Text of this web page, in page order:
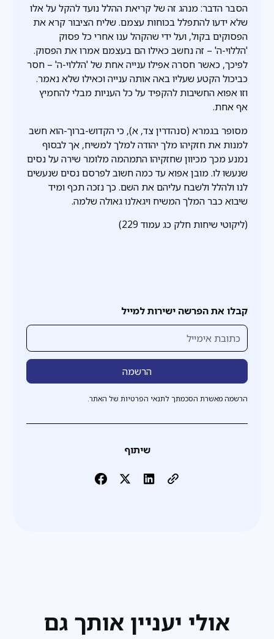
קבלו את הפרשה ישירות למייל
הרשמה מאשרת הסכמתך לתנאי הפרטיות של האתר.
שיתוף
הסבר הדבר: מנהג זה של קריאת ההלל נועד להקל על אלו
שלא ידעו להתפלל בכוחות עצמם. שליח הציבור קרא את
הפסוקים בקול, ועל ידי שהקהל ענו אחרי כל פסוק
'הללוי-ה' – זה נחשב כאילו הם בעצמם אמרו את הפסוק.
לפיכך, כאשר חסרה אפילו ענייה אחת של 'הללוי-ה' – חסר
כביכול הקטע שעליו באה אותה ענייה וכאילו שלא נאמר.
וזו אפוא החשיבות להקפיד על כל העניות מבלי להחמיץ
אף אחת.
מסופר בגמרא (סנהדרין צד, א), כי הקדוש-ברוך-הוא חשב
למנות את חזקיהו מלך יהודה למלך למשיח, אך לבסוף
נמנע מכך מכיוון שחזקיהו התמהמה מלומר שירה על נסים
שנעשו לו. מובן אפוא עד כמה חשוב לפרסם נסים שנעשים
לנו ולהלל ולשבח עליהם את השם. כך נזכה תכף ומיד
שיבוא כבר המלך המשיח ויגאלנו גאולה שלמה.
(ליקוטי שיחות חלק כג עמוד 229)
אולי יעניין אותך גם